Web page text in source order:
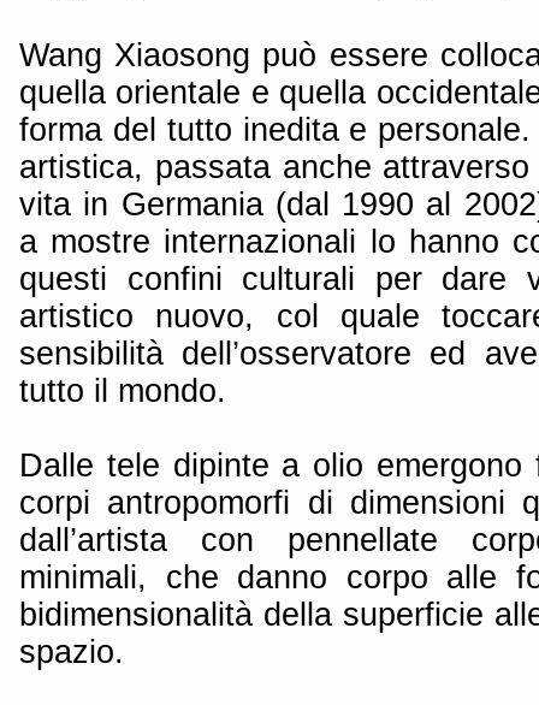
Wang Xiaosong può essere
quella orientale e quella
forma del tutto inedita e
artistica, passata anche
vita in Germania (dal 1990 al
a mostre internazionali lo hanno
questi confini culturali per dare
artistico nuovo, col quale
sensibilità dell’osservatore ed
tutto il mondo.
Dalle tele dipinte a olio emergono
corpi antropomorfi di dimensioni
dall’artista con pennellate
minimali, che danno corpo alle
bidimensionalità della superficie
spazio.